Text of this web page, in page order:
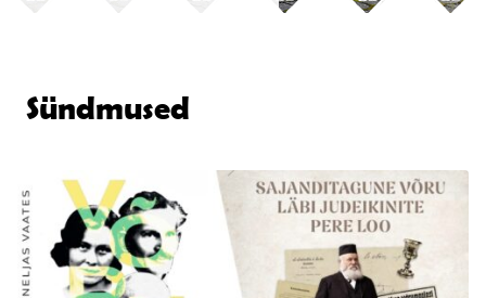
Sündmused